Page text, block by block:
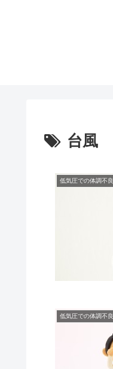
台風
低気圧での体調不良
低気圧での体調不良